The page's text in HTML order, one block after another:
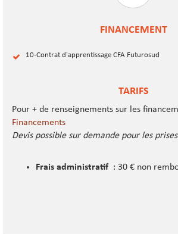
FINANCEMENT
10-Contrat d'apprentissage CFA Futurosud
TARIFS
Pour + de renseignements sur les
Financements
Devis possible sur demande pour les
Frais administratif : 30 € non